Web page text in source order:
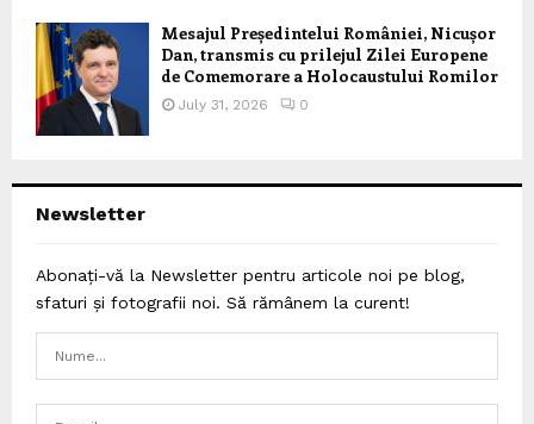
Mesajul Președintelui României, Nicușor
Dan, transmis cu prilejul Zilei Europene
de Comemorare a Holocaustului Romilor
July 31, 2026 0
Newsletter
Abonați-vă la Newsletter pentru articole noi pe blog,
sfaturi și fotografii noi. Să rămânem la curent!